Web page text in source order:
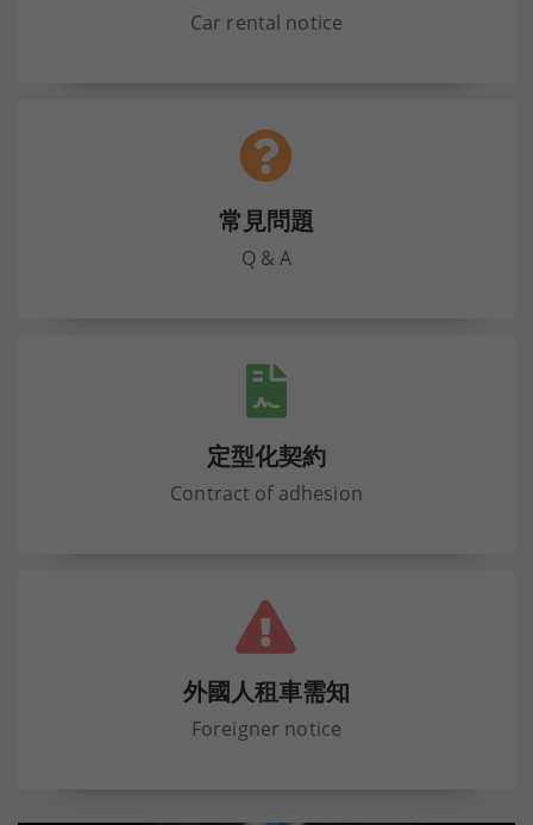
Car rental notice
常見問題
Q & A
定型化契約
Contract of adhesion
外國人租車需知
Foreigner notice